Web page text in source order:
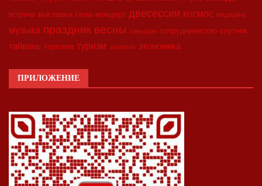
встреча выставка гала-концерт двесессии космос медицина
музыка праздник весны синьцзян сотрудничество спутник
тайвань торговля туризм экология экономика
ПРИЛОЖЕНИЕ